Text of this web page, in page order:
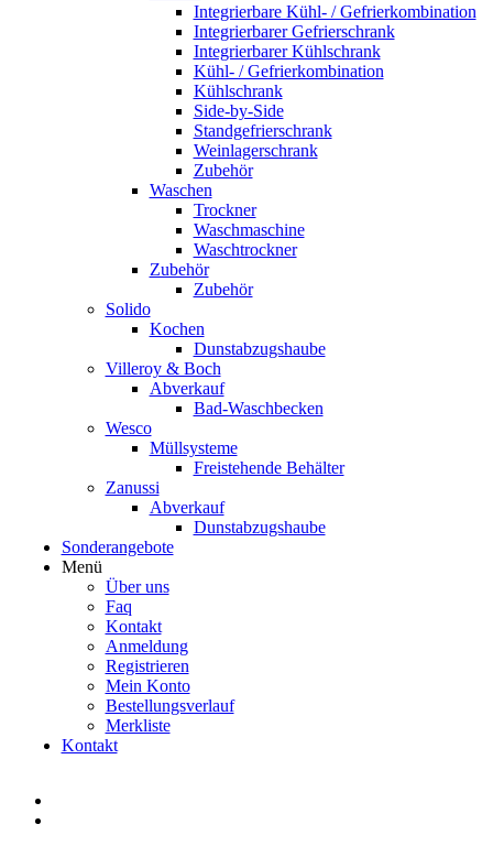
Integrierbare Kühl- / Gefrierkombination
Integrierbarer Gefrierschrank
Integrierbarer Kühlschrank
Kühl- / Gefrierkombination
Kühlschrank
Side-by-Side
Standgefrierschrank
Weinlagerschrank
Zubehör
Waschen
Trockner
Waschmaschine
Waschtrockner
Zubehör
Zubehör
Solido
Kochen
Dunstabzugshaube
Villeroy & Boch
Abverkauf
Bad-Waschbecken
Wesco
Müllsysteme
Freistehende Behälter
Zanussi
Abverkauf
Dunstabzugshaube
Sonderangebote
Menü
Über uns
Faq
Kontakt
Anmeldung
Registrieren
Mein Konto
Bestellungsverlauf
Merkliste
Kontakt